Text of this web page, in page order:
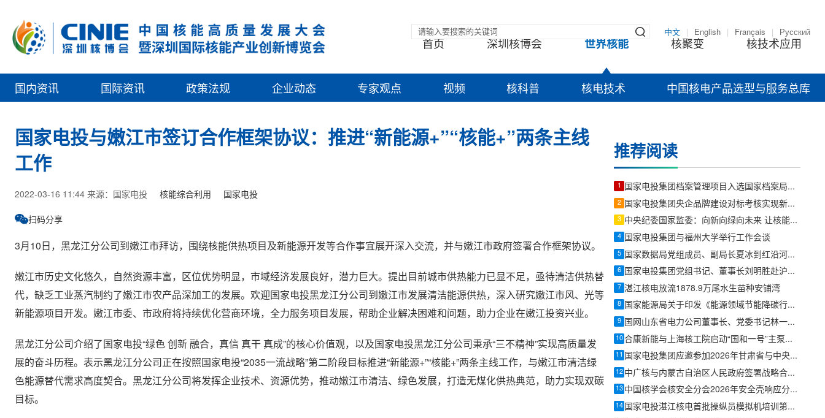
中文 English Français Русский
首页 深圳核博会 世界核能 核聚变 核技术应用
国内资讯 国际资讯 政策法规 企业动态 专家观点 视频 核科普 核电技术 中国核电产品选型与服务总库
国家电投与嫩江市签订合作框架协议：推进“新能源+”“核能+”两条主线
工作
2022-03-16 11:44 来源：国家电投 核能综合利用 国家电投
扫码分享
3月10日，黑龙江分公司到嫩江市拜访，围绕核能供热项目及新能源开发等合作事宜展开深入交流，并与嫩江市政府签署合作框架协议。
嫩江市历史文化悠久，自然资源丰富，区位优势明显，市域经济发展良好，潜力巨大。提出目前城市供热能力已显不足，亟待清洁供热替
代，缺乏工业蒸汽制约了嫩江市农产品深加工的发展。欢迎国家电投黑龙江分公司到嫩江市发展清洁能源供热，深入研究嫩江市风、光等
新能源项目开发。嫩江市委、市政府将持续优化营商环境，全力服务项目发展，帮助企业解决困难和问题，助力企业在嫩江投资兴业。
黑龙江分公司介绍了国家电投“绿色 创新 融合，真信 真干 真成”的核心价值观，以及国家电投黑龙江分公司秉承“三不精神”实现高质量发
展的奋斗历程。表示黑龙江分公司正在按照国家电投“2035一流战略”第二阶段目标推进“新能源+”“核能+”两条主线工作，与嫩江市清洁绿
色能源替代需求高度契合。黑龙江分公司将发挥企业技术、资源优势，推动嫩江市清洁、绿色发展，打造无煤化供热典范，助力实现双碳
目标。
推荐阅读
1 国家电投集团档案管理项目入选国家档案局人工智能应用试点
2 国家电投集团央企品牌建设对标考核实现新突破！
3 中央纪委国家监委：向新向绿向未来 让核能赋能千行百业
4 国家电投集团与福州大学举行工作会谈
5 国家数据局党组成员、副局长夏冰到红沿河核电调研
6 国家电投集团党组书记、董事长刘明胜赴沪调研核能研发、CCUS创新示范项目工作
7 湛江核电放流1878.9万尾水生苗种安铺湾
8 国家能源局关于印发《能源领域节能降碳行动计划（2026—2028年）》的通知：推动核电纳入绿电绿证体系
9 国网山东省电力公司董事长、党委书记林一凡走访调研国核示范
10 合康新能与上海核工院启动“国和一号”主泵高压变频器国产化研发
11 国家电投集团应邀参加2026年甘肃省与中央企业融合发展恳谈会
12 中广核与内蒙古自治区人民政府签署战略合作协议
13 中国核学会核安全分会2026年安全壳响应分析关键问题技术交流会成功召开
14 国家电投湛江核电首批操纵员模拟机培训第一阶段顺利结束